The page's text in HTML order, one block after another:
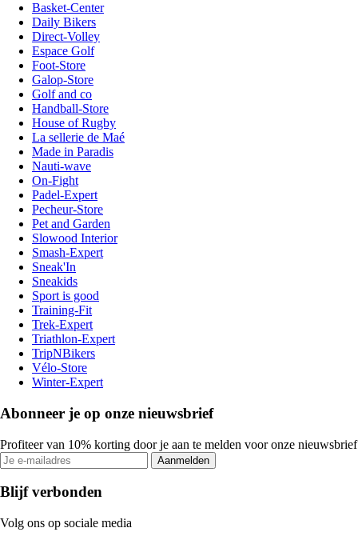
Basket-Center
Daily Bikers
Direct-Volley
Espace Golf
Foot-Store
Galop-Store
Golf and co
Handball-Store
House of Rugby
La sellerie de Maé
Made in Paradis
Nauti-wave
On-Fight
Padel-Expert
Pecheur-Store
Pet and Garden
Slowood Interior
Smash-Expert
Sneak'In
Sneakids
Sport is good
Training-Fit
Trek-Expert
Triathlon-Expert
TripNBikers
Vélo-Store
Winter-Expert
Abonneer je op onze nieuwsbrief
Profiteer van 10% korting door je aan te melden voor onze nieuwsbrief
Aanmelden
Blijf verbonden
Volg ons op sociale media